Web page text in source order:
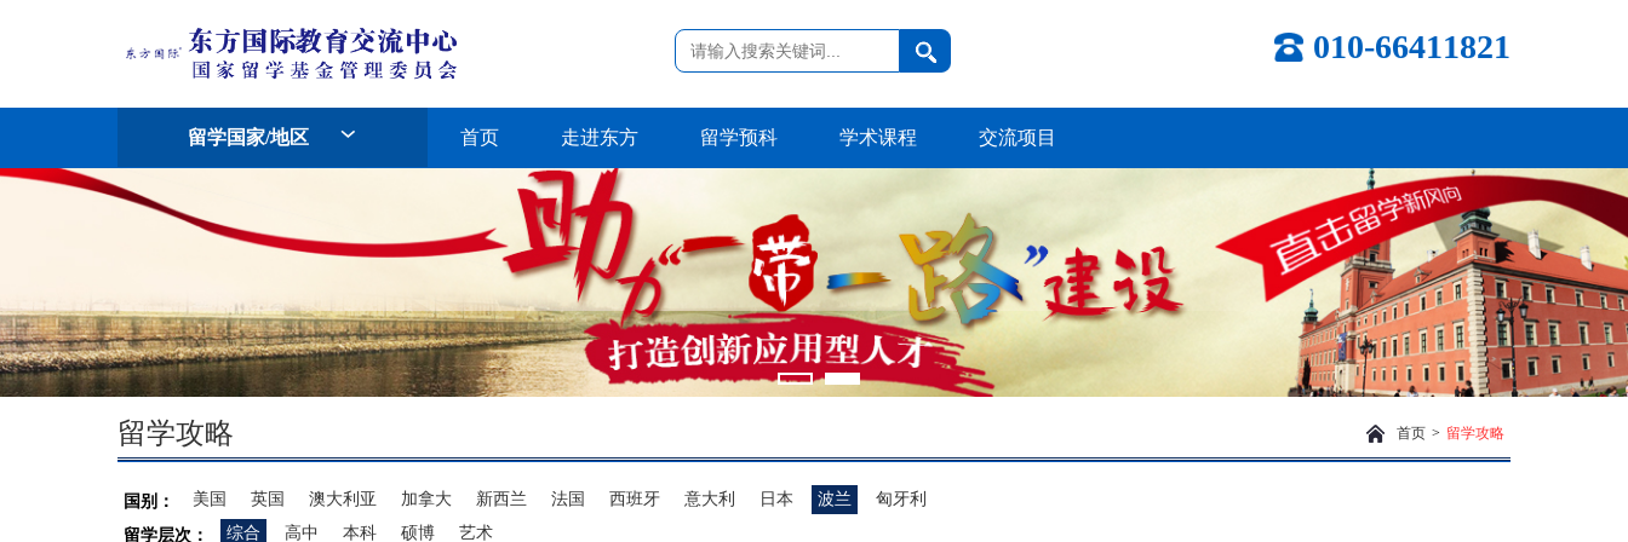
010-66411821
留学国家/地区 首页 走进东方 留学预科 学术课程 交流项目
留学攻略 首页 > 留学攻略
国别： 美国 英国 澳大利亚 加拿大 新西兰 法国 西班牙 意大利 日本 波兰
匈牙利
留学层次：
综合 高中 本科 硕博 艺术